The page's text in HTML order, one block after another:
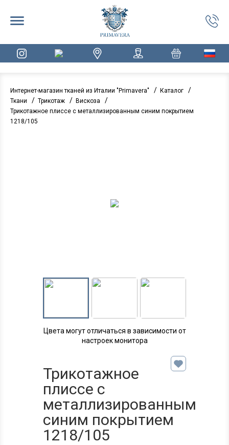
Интернет-магазин тканей из Италии "Primavera" / Каталог /
Ткани / Трикотаж / Вискоза /
Трикотажное плиссе с металлизированным синим покрытием
1218/105
Цвета могут отличаться в зависимости от
настроек монитора
Трикотажное
плиссе с
металлизированным
синим покрытием
1218/105